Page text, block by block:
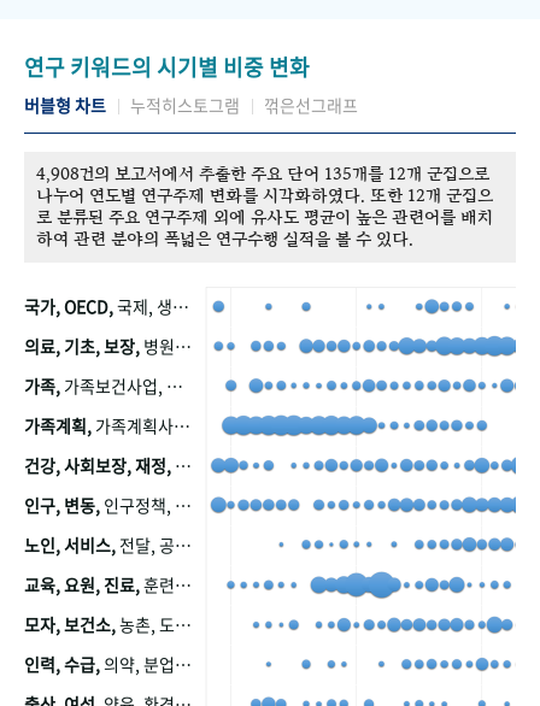
연구 키워드의 시기별 비중 변화
버블형 차트 누적히스토그램 꺾은선그래프
4,908건의 보고서에서 추출한 주요 단어 135개를 12개 군집으로
나누어 연도별 연구주제 변화를 시각화하였다. 또한 12개 군집으
로 분류된 주요 연구주제 외에 유사도 평균이 높은 관련어를 배치
하여 관련 분야의 폭넓은 연구수행 실적을 볼 수 있다.
국가, OECD,국제, 생산, 아시아, 태평양, 태평양지역, 참가
의료, 기초, 보장, 병원, 가정, 연금, 연계, 공적, 일본, 생활, 국민기초생활보장제도, 국민연금, 기금, 저소득층, 근로, 자활, 급여, 환자, 의료비, 모니터링, 한국복지패널, 소득, 지표, 빈곤, 노후, 장애인
가족, 가족보건사업, 산업, 친화, 전국, 출산력
가족계획, 가족계획사업, 가족계획사업평가, 한국가족계획사업, 피임, 보급, 부인, 자궁, 피임약
건강, 사회보장, 재정,
인구, 변동, 인구정책, 저출산, 고령사회, 고령화, 이동, 남북한, 지방자치단체, 컨설팅, 복지정책평가, 집, 사회개발
노인, 서비스, 전달, 공공, 보육, 수요, 공급, 사회서비스, 데이터, 보호, 요양, 아동, 예방, 청소년, 효율, 자원
교육, 요원, 진료,훈련, 보건요원, 마을, 마을건강사업, 보조원, 진료원, 보건진료원, 보건진료원교재
모자, 보건소,농촌, 도시, 금연, 농촌지역, 모자보건사업
인력, 수급,의약, 분업, 식품, 의약품, 의사, 안전